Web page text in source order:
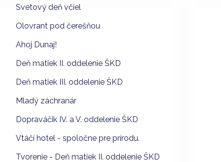
Svetový deň včiel
Olovrant pod čerešňou
Ahoj Dunaj!
Deň matiek II. oddelenie ŠKD
Deň matiek III. oddelenie ŠKD
Mladý záchranár
Dopraváčik IV. a V. oddelenie ŠKD
Vtáčí hotel - spoločne pre prírodu.
Tvorenie - Deň matiek II. oddelenie ŠKD